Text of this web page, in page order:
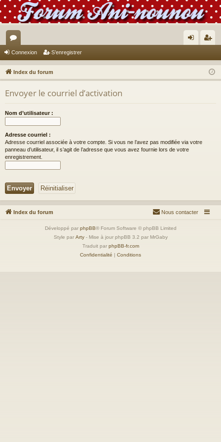
or
u
m
s
ne
xi
nr
eg
Connexion S’enregistrer
Index du forum
Envoyer le courriel d’activation
Nom d’utilisateur :
Adresse courriel :
Adresse courriel associée à votre compte. Si vous ne l’avez pas modifiée via votre
panneau d’utilisateur, il s’agit de l’adresse que vous avez fournie lors de votre
enregistrement.
Index du forum Nous contacter
Développé par phpBB® Forum Software © phpBB Limited
Style par Arty- Mise à jour phpBB 3.2 par MrGaby
Traduit par phpBB-fr.com
Confidentialité | Conditions